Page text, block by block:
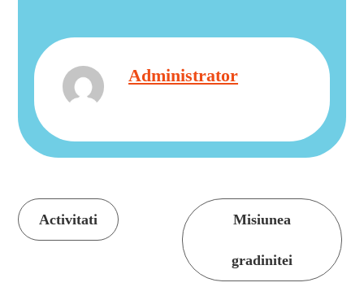
Administrator
Continue
Activitati Misiunea
gradinitei